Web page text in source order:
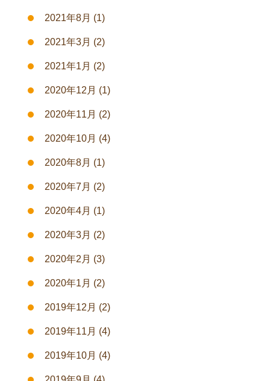
2021年8月 (1)
2021年3月 (2)
2021年1月 (2)
2020年12月 (1)
2020年11月 (2)
2020年10月 (4)
2020年8月 (1)
2020年7月 (2)
2020年4月 (1)
2020年3月 (2)
2020年2月 (3)
2020年1月 (2)
2019年12月 (2)
2019年11月 (4)
2019年10月 (4)